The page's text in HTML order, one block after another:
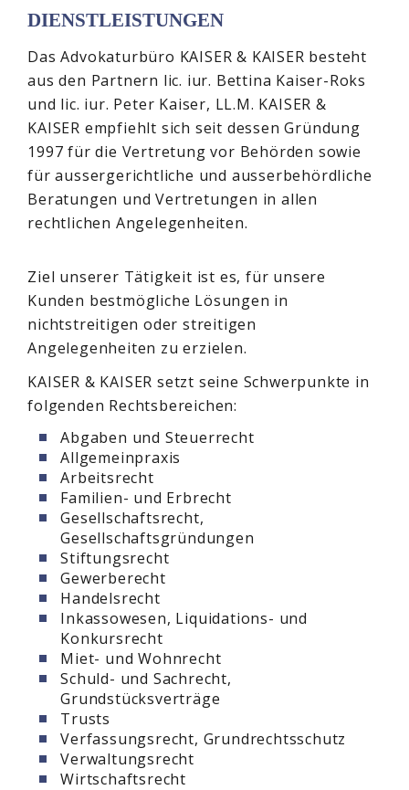
DIENSTLEISTUNGEN
Das Advokaturbüro KAISER & KAISER besteht
aus den Partnern lic. iur. Bettina Kaiser-Roks
und lic. iur. Peter Kaiser, LL.M. KAISER &
KAISER empfiehlt sich seit dessen Gründung
1997 für die Vertretung vor Behörden sowie
für aussergerichtliche und ausserbehördliche
Beratungen und Vertretungen in allen
rechtlichen Angelegenheiten.
Ziel unserer Tätigkeit ist es, für unsere
Kunden bestmögliche Lösungen in
nichtstreitigen oder streitigen
Angelegenheiten zu erzielen.
KAISER & KAISER setzt seine Schwerpunkte in
folgenden Rechtsbereichen:
Abgaben und Steuerrecht
Allgemeinpraxis
Arbeitsrecht
Familien- und Erbrecht
Gesellschaftsrecht,
Gesellschaftsgründungen
Stiftungsrecht
Gewerberecht
Handelsrecht
Inkassowesen, Liquidations- und
Konkursrecht
Miet- und Wohnrecht
Schuld- und Sachrecht,
Grundstücksverträge
Trusts
Verfassungsrecht, Grundrechtsschutz
Verwaltungsrecht
Wirtschaftsrecht